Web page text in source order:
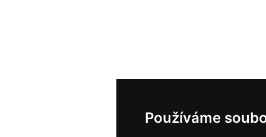
Používáme